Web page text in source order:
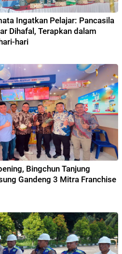
Ingatkan Pelajar: Pancasila
Dihafal, Terapkan dalam
hari
Bingchun Tanjung
Gandeng 3 Mitra Franchise